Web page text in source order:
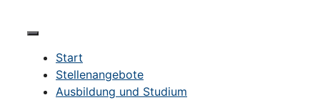
Start
Stellenangebote
Ausbildung und Studium